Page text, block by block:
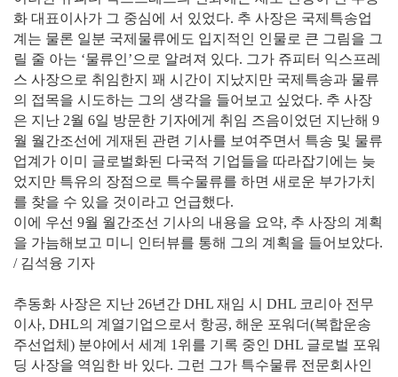
화 대표이사가 그 중심에 서 있었다. 추 사장은 국제특송업
계는 물론 일분 국제물류에도 입지적인 인물로 큰 그림을 그
릴 줄 아는 ‘물류인’으로 알려져 있다. 그가 쥬피터 익스프레
스 사장으로 취임한지 꽤 시간이 지났지만 국제특송과 물류
의 접목을 시도하는 그의 생각을 들어보고 싶었다. 추 사장
은 지난 2월 6일 방문한 기자에게 취임 즈음이었던 지난해 9
월 월간조선에 게재된 관련 기사를 보여주면서 특송 및 물류
업계가 이미 글로벌화된 다국적 기업들을 따라잡기에는 늦
었지만 특유의 장점으로 특수물류를 하면 새로운 부가가치
를 찾을 수 있을 것이라고 언급했다.
이에 우선 9월 월간조선 기사의 내용을 요약, 추 사장의 계획
을 가늠해보고 미니 인터뷰를 통해 그의 계획을 들어보았다.
/ 김석융 기자
추동화 사장은 지난 26년간 DHL 재임 시 DHL 코리아 전무
이사, DHL의 계열기업으로서 항공, 해운 포워더(복합운송
주선업체) 분야에서 세계 1위를 기록 중인 DHL 글로벌 포워
딩 사장을 역임한 바 있다. 그런 그가 특수물류 전문회사인